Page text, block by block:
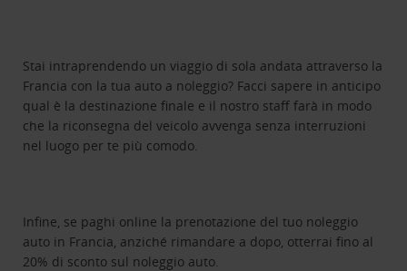
Stai intraprendendo un viaggio di sola andata attraverso la
Francia con la tua auto a noleggio? Facci sapere in anticipo
qual è la destinazione finale e il nostro staff farà in modo
che la riconsegna del veicolo avvenga senza interruzioni
nel luogo per te più comodo.
Infine, se paghi online la prenotazione del tuo noleggio
auto in Francia, anziché rimandare a dopo, otterrai fino al
20% di sconto sul noleggio auto.